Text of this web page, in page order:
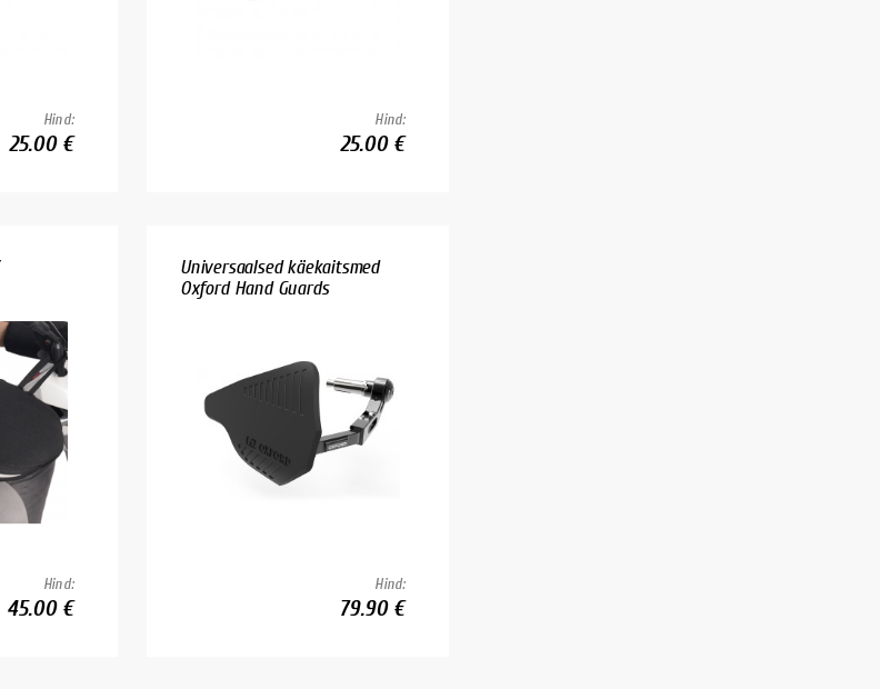
Hind:
25.00 €
Hind:
25.00 €
Hind:
45.00 €
Universaalsed käekaitsmed
Oxford Hand Guards
Hind:
79.90 €